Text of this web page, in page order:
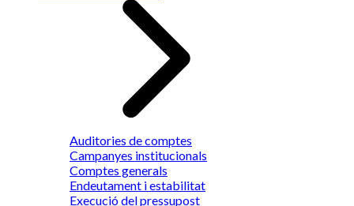
Auditories de comptes
Campanyes institucionals
Comptes generals
Endeutament i estabilitat
Execució del pressupost